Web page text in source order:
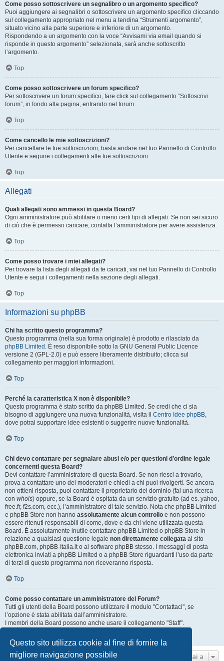
Questo sito utilizza cookie al fine di fornire la
migliore navigazione possibile
Come posso sottoscrivere un segnalibro o un argomento specifico?
Puoi aggiungere ai segnalibri o sottoscrivere un argomento specifico cliccando
sul collegamento appropriato nel menu a tendina “Strumenti argomento”,
situato vicino alla parte superiore e inferiore di un argomento.
Rispondendo a un argomento con la voce “Avvisami via email quando si
risponde in questo argomento” selezionata, sarà anche sottoscritto
l’argomento.
Top
Come posso sottoscrivere un forum specifico?
Per sottoscrivere un forum specifico, fare click sul collegamento “Sottoscrivi
forum”, in fondo alla pagina, entrando nel forum.
Top
Come cancello le mie sottoscrizioni?
Per cancellare le tue sottoscrizioni, basta andare nel tuo Pannello di Controllo
Utente e seguire i collegamenti alle tue sottoscrizioni.
Top
Allegati
Quali allegati sono ammessi in questa Board?
Ogni amministratore può abilitare o meno certi tipi di allegati. Se non sei sicuro
di ciò che è permesso caricare, contatta l’amministratore per avere assistenza.
Top
Come posso trovare i miei allegati?
Per trovare la lista degli allegati da te caricati, vai nel tuo Pannello di Controllo
Utente e segui i collegamenti nella sezione degli allegati.
Top
Informazioni su phpBB
Chi ha scritto questo programma?
Questo programma (nella sua forma originale) è prodotto e rilasciato da
phpBB Limited . È reso disponibile sotto la GNU General Public Licence
versione 2 (GPL-2.0) e può essere liberamente distribuito; clicca sul
collegamento per maggiori informazioni.
Top
Perché la caratteristica X non è disponibile?
Questo programma è stato scritto da phpBB Limited. Se credi che ci sia
bisogno di aggiungere una nuova funzionalità, visita il Centro Idee phpBB,
dove potrai supportare idee esistenti o suggerire nuove funzionalità.
Top
Chi devo contattare per segnalare abusi e/o per questioni d’ordine legale
concernenti questa Board?
Devi contattare l’amministratore di questa Board. Se non riesci a trovarlo,
prova a contattare uno dei moderatori e chiedi a chi puoi rivolgerti. Se ancora
non ottieni risposta, puoi contattare il proprietario del dominio (fai una ricerca
con whois) oppure, se la Board è ospitata da un servizio gratuito (ad es. yahoo,
free.fr, f2s.com, ecc.), l’amministratore di tale servizio. Nota che phpBB Limited
e phpBB Store non hanno assolutamente alcun controllo e non possono
essere ritenuti responsabili di come, dove e da chi viene utilizzata questa
Board. È assolutamente inutile contattare phpBB Limited o phpBB Store in
relazione a qualsiasi questione legale non direttamente collegata al sito
phpBB.com, phpBB-Italia.it o al software phpBB stesso. I messaggi di posta
elettronica inviati a phpBB Limited o a phpBB Store riguardanti l’uso da parte
di terzi di questo programma non riceveranno risposta.
Top
Come posso contattare un amministratore del Forum?
Tutti gli utenti della Board possono utilizzare il modulo "Contattaci", se
l’opzione è stata abilitata dall’amministratore.
I membri della Board possono anche usare il collegamento "Staff".
Top
Vai a